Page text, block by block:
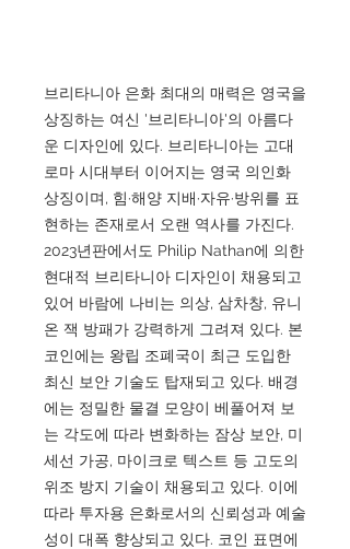
브리타니아 은화 최대의 매력은 영국을
상징하는 여신 '브리타니아'의 아름다
운 디자인에 있다. 브리타니아는 고대
로마 시대부터 이어지는 영국 의인화
상징이며, 힘·해양 지배·자유·방위를 표
현하는 존재로서 오랜 역사를 가진다.
2023년판에서도 Philip Nathan에 의한
현대적 브리타니아 디자인이 채용되고
있어 바람에 나비는 의상, 삼차창, 유니
온 잭 방패가 강력하게 그려져 있다. 본
코인에는 왕립 조폐국이 최근 도입한
최신 보안 기술도 탑재되고 있다. 배경
에는 정밀한 물결 모양이 베풀어져 보
는 각도에 따라 변화하는 잠상 보안, 미
세선 가공, 마이크로 텍스트 등 고도의
위조 방지 기술이 채용되고 있다. 이에
따라 투자용 은화로서의 신뢰성과 예술
성이 대폭 향상되고 있다. 코인 표면에